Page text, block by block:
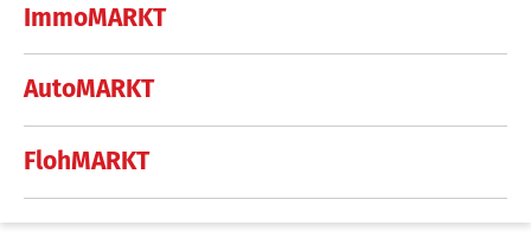
ImmoMARKT
AutoMARKT
FlohMARKT